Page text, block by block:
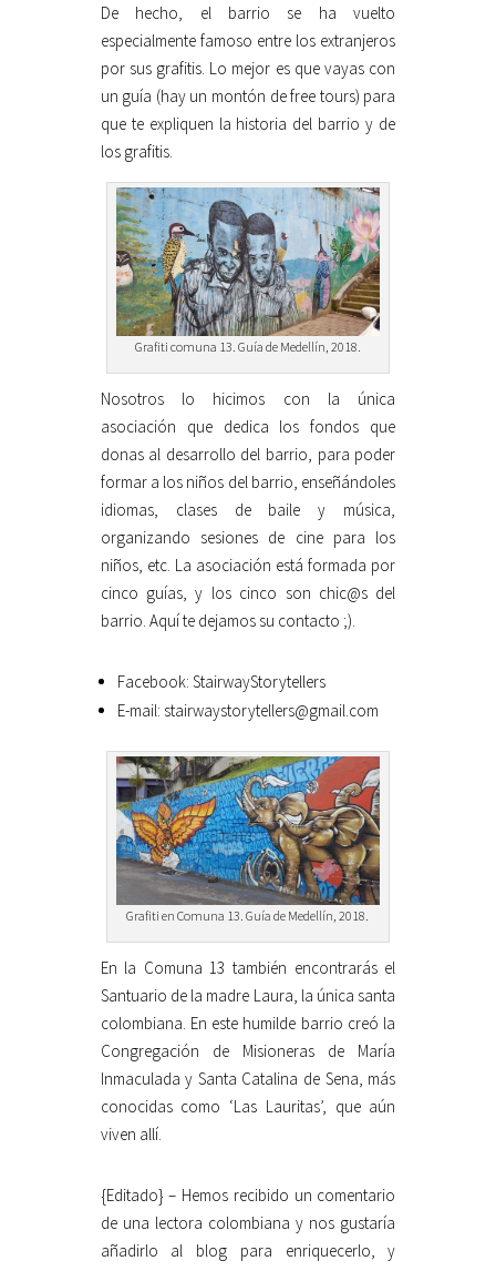
De hecho, el barrio se ha vuelto
especialmente famoso entre los extranjeros
por sus grafitis. Lo mejor es que vayas con
un guía (hay un montón de free tours) para
que te expliquen la historia del barrio y de
los grafitis.
Grafiti comuna 13. Guía de Medellín, 2018.
Nosotros lo hicimos con la única
asociación que dedica los fondos que
donas al desarrollo del barrio, para poder
formar a los niños del barrio, enseñándoles
idiomas, clases de baile y música,
organizando sesiones de cine para los
niños, etc. La asociación está formada por
cinco guías, y los cinco son chic@s del
barrio. Aquí te dejamos su contacto ;).
Facebook: StairwayStorytellers
E-mail: stairwaystorytellers@gmail.com
Grafiti en Comuna 13. Guía de Medellín, 2018.
En la Comuna 13 también encontrarás el
Santuario de la madre Laura, la única santa
colombiana. En este humilde barrio creó la
Congregación de Misioneras de María
Inmaculada y Santa Catalina de Sena, más
conocidas como ‘Las Lauritas’, que aún
viven allí.
{Editado} – Hemos recibido un comentario
de una lectora colombiana y nos gustaría
añadirlo al blog para enriquecerlo, y